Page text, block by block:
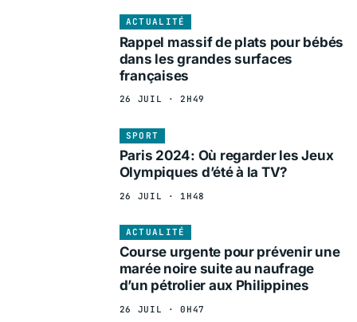
ACTUALITÉ
Rappel massif de plats pour bébés
dans les grandes surfaces
françaises
26 JUIL · 2H49
SPORT
Paris 2024: Où regarder les Jeux
Olympiques d’été à la TV?
26 JUIL · 1H48
ACTUALITÉ
Course urgente pour prévenir une
marée noire suite au naufrage
d’un pétrolier aux Philippines
26 JUIL · 0H47